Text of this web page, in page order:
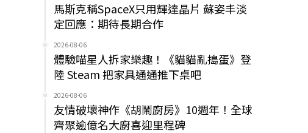
馬斯克稱SpaceX只用輝達晶片 蘇姿丰淡
定回應：期待長期合作
2026-08-06
體驗喵星人拆家樂趣！《貓貓亂搗蛋》登
陸 Steam 把家具通通推下桌吧
2026-08-06
友情破壞神作《胡鬧廚房》10週年！全球
齊聚逾億名大廚喜迎里程碑